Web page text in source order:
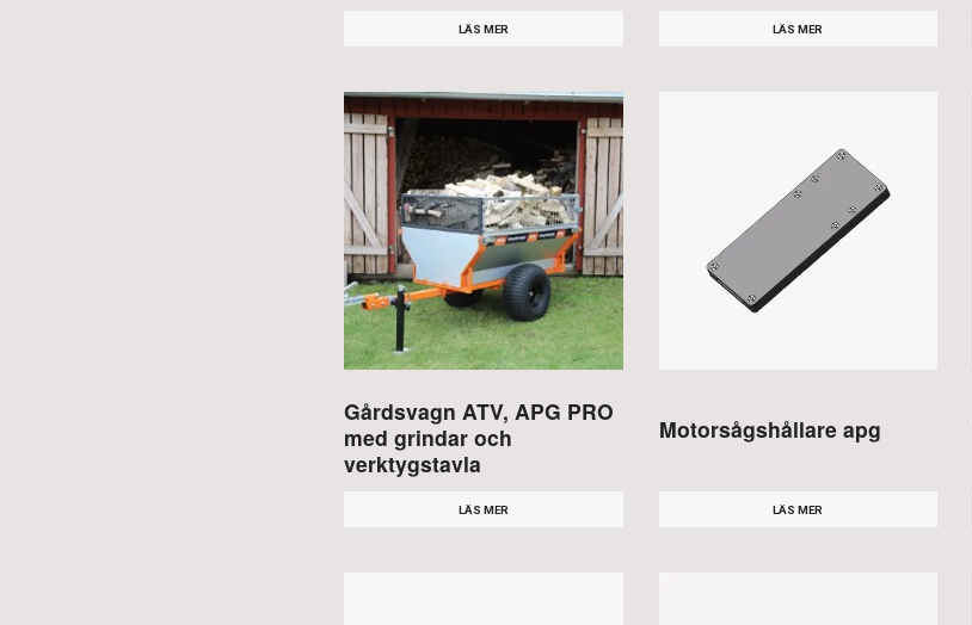
LÄS MER LÄS MER
Gårdsvagn ATV, APG PRO
med grindar och
verktygstavla
LÄS MER
Motorsågshållare apg
LÄS MER